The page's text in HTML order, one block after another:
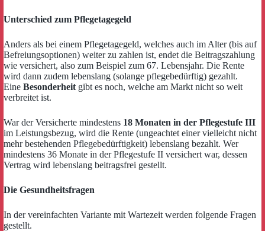
Unterschied zum Pflegetagegeld
Anders als bei einem Pflegetagegeld, welches auch im Alter (bis auf
Befreiungsoptionen) weiter zu zahlen ist, endet die Beitragszahlung
wie versichert, also zum Beispiel zum 67. Lebensjahr. Die Rente
wird dann zudem lebenslang (solange pflegebedürftig) gezahlt.
Eine Besonderheit gibt es noch, welche am Markt nicht so weit
verbreitet ist.
War der Versicherte mindestens 18 Monaten in der Pflegestufe III
im Leistungsbezug, wird die Rente (ungeachtet einer vielleicht nicht
mehr bestehenden Pflegebedürftigkeit) lebenslang bezahlt. Wer
mindestens 36 Monate in der Pflegestufe II versichert war, dessen
Vertrag wird lebenslang beitragsfrei gestellt.
Die Gesundheitsfragen
In der vereinfachten Variante mit Wartezeit werden folgende Fragen
gestellt.